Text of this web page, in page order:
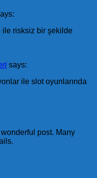
ile risksiz bir şekilde
says:
ile slot oyunlarında
post. Many